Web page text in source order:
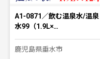
A1-0871／飲む温泉水/温泉
水99（1.9L×…
鹿児島県垂水市